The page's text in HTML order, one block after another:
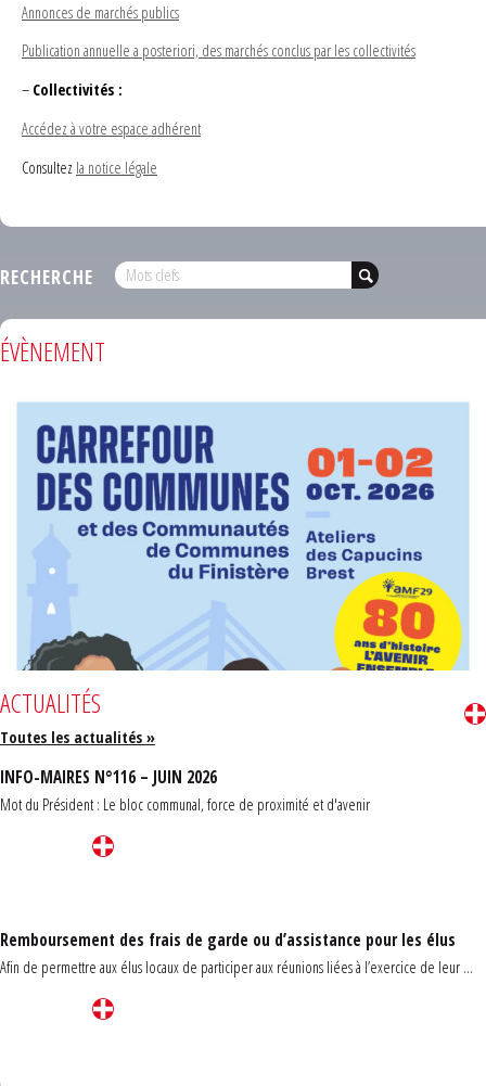
Annonces de marchés publics
Publication annuelle a posteriori, des marchés conclus par les collectivités
– Collectivités :
Accédez à votre espace adhérent
Consultez la notice légale
RECHERCHE
ÉVÈNEMENT
ACTUALITÉS
Toutes les actualités »
INFO-MAIRES N°116 – JUIN 2026
Mot du Président : Le bloc communal, force de proximité et d'avenir
Remboursement des frais de garde ou d’assistance pour les élus
Afin de permettre aux élus locaux de participer aux réunions liées à l’exercice de leur ...